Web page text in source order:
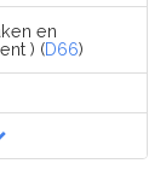
en
) (D66)